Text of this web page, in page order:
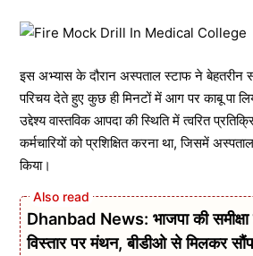
इस अभ्यास के दौरान अस्पताल स्टाफ ने
परिचय देते हुए कुछ ही मिनटों में आग पर काबू पा
उद्देश्य वास्तविक आपदा की स्थिति में त्वरित
कर्मचारियों को प्रशिक्षित करना था, जिसमें
किया।
Dhanbad News: भाजपा की
विस्तार पर मंथन, बीडीओ से मिलकर